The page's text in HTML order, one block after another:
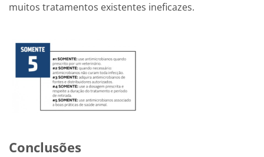
muitos tratamentos existentes ineficazes.
Conclusões